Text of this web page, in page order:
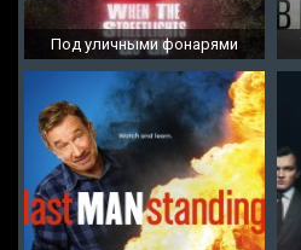
Под уличными фонарями